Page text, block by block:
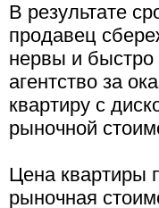
В результате
продавец
нервы и быстро
агентство за
квартиру с
рыночной
Цена квартиры
рыночная